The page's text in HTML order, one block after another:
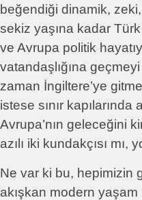
beğendiği dinamik,
sekiz yaşına kadar
ve Avrupa politik
vatandaşlığına
zaman İngiltere’ye
istese sınır
Avrupa’nın geleceğini
azılı iki kundakçısı
Ne var ki bu, hepimizin
akışkan modern